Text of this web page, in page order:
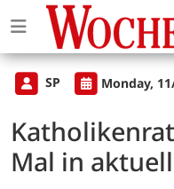
SP Monday,
Mal in